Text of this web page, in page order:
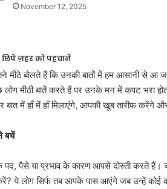
November 12, 2025
छिपे ज़हर को पहचानें
मीठे बोलते हैं कि उनकी बातों में हम आसानी से
लोग मीठी बातें करते हैं पर उनके मन में कपट भरा
बात में हाँ में हाँ मिलाएंगे, आपकी खूब तारीफ
बचें
पैसे या प्रभाव के कारण आपसे दोस्ती करते
ये लोग सिर्फ तब आपके पास आएंगे जब उन्हें कोई